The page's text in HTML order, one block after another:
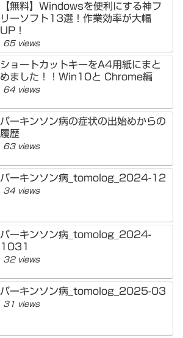
【無料】Windowsを便利にする神フ
リーソフト13選！作業効率が大幅
UP！
65 views
ショートカットキーをA4用紙にまと
めました！！Win10と Chrome編
64 views
パーキンソン病の症状の出始めからの
履歴
63 views
パーキンソン病_tomolog_2024-12
34 views
パーキンソン病_tomolog_2024-
1031
32 views
パーキンソン病_tomolog_2025-03
31 views